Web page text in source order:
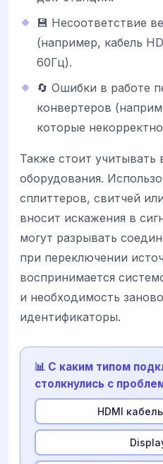
💾 Несоответствие
(например, кабель
60Гц).
🔄 Ошибки в работе
конвертеров
которые
Также стоит учитывать
оборудования.
сплиттеров, свитчей
вносит искажения в
могут разрывать
при переключении
воспринимается
и необходимость
идентификаторы.
📊 С каким типом
столкнулись с
HDMI